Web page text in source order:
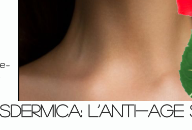
l’Anti-age